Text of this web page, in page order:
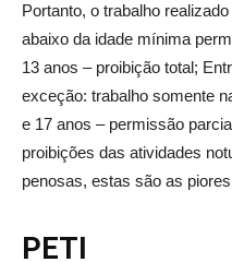
Portanto, o trabalho
abaixo da idade mínima
13 anos – proibição total;
exceção: trabalho somente
e 17 anos – permissão
proibições das atividades
penosas, estas são as
PETI